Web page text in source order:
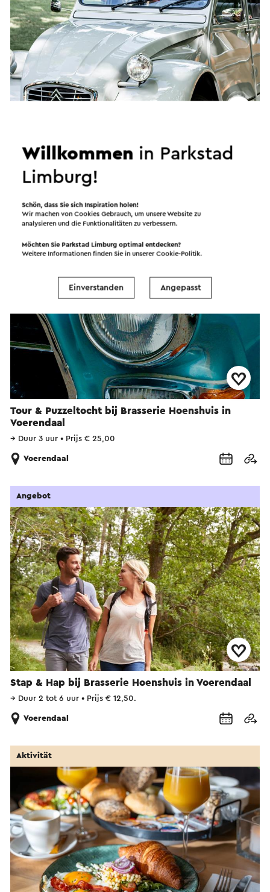
Duur 5 uur•Prijs € 135,00 per persoon op basis van 2
Tour & Puzzeltocht bij Brasserie Hoenshuis in
Voerendaal
Tour
→ Duur 3 uur • Prijs € 25,00
Voerendaal
Stap & Hap bij Brasserie Hoenshuis in Voerendaal
Angebot
→ Duur 2 tot 6 uur • Prijs € 12,50.
Voerendaal
Aktivität
Willkommen in Parkstad
Limburg!
Schön, dass Sie sich Inspiration holen!
Wir machen von Cookies Gebrauch, um unsere Website zu
analysieren und die Funktionalitäten zu verbessern.
Möchten Sie Parkstad Limburg optimal entdecken?
Weitere Informationen finden Sie in unsererCookie-Politik.
Einverstanden Angepasst